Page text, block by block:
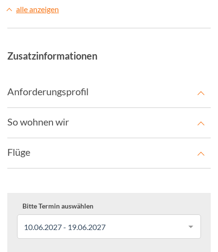
alle anzeigen
Zusatzinformationen
Anforderungsprofil
So wohnen wir
Flüge
Bitte Termin auswählen
10.06.2027 - 19.06.2027